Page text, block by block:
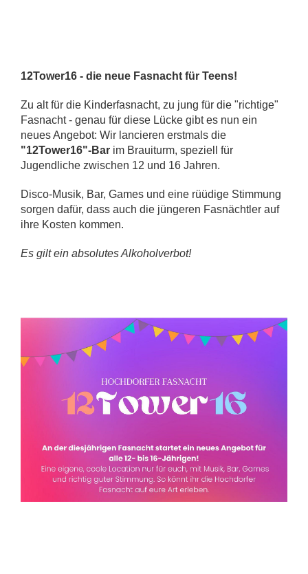
12Tower16 - die neue Fasnacht für Teens!
Zu alt für die Kinderfasnacht, zu jung für die "richtige"
Fasnacht - genau für diese Lücke gibt es nun ein
neues Angebot: Wir lancieren erstmals die
"12Tower16"-Bar im Brauiturm, speziell für
Jugendliche zwischen 12 und 16 Jahren.
Disco-Musik, Bar, Games und eine rüüdige Stimmung
sorgen dafür, dass auch die jüngeren Fasnächtler auf
ihre Kosten kommen.
Es gilt ein absolutes Alkoholverbot!